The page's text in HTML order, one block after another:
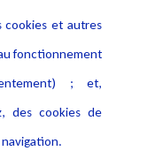
cookies et autres
fonctionnement
; et,
des cookies de
navigation.